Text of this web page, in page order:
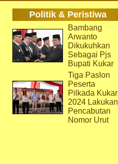
Politik & Peristiwa
Bambang
Arwanto
Dikukuhkan
Sebagai Pjs
Bupati Kukar
Tiga Paslon
Peserta
Pilkada Kukar
2024 Lakukan
Pencabutan
Nomor Urut